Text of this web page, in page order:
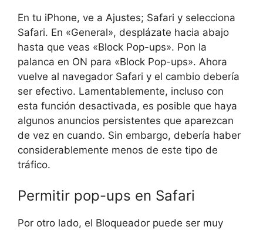
En tu iPhone, ve a Ajustes; Safari y selecciona
Safari. En «General», desplázate hacia abajo
hasta que veas «Block Pop-ups». Pon la
palanca en ON para «Block Pop-ups». Ahora
vuelve al navegador Safari y el cambio debería
ser efectivo. Lamentablemente, incluso con
esta función desactivada, es posible que haya
algunos anuncios persistentes que aparezcan
de vez en cuando. Sin embargo, debería haber
considerablemente menos de este tipo de
tráfico.
Permitir pop-ups en Safari
Por otro lado, el Bloqueador puede ser muy